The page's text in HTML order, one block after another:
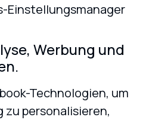
Einstellungsmanager
Werbung und
Technologien, um
zu personalisieren,